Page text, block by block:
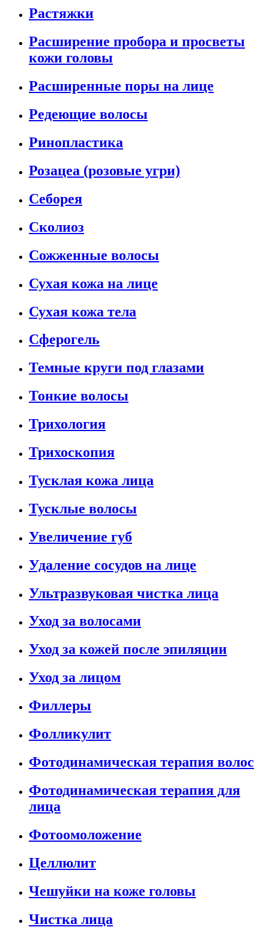
Растяжки
Расширение пробора и просветы
кожи головы
Расширенные поры на лице
Редеющие волосы
Ринопластика
Розацеа (розовые угри)
Себорея
Сколиоз
Сожженные волосы
Сухая кожа на лице
Сухая кожа тела
Сферогель
Темные круги под глазами
Тонкие волосы
Трихология
Трихоскопия
Тусклая кожа лица
Тусклые волосы
Увеличение губ
Удаление сосудов на лице
Ультразвуковая чистка лица
Уход за волосами
Уход за кожей после эпиляции
Уход за лицом
Филлеры
Фолликулит
Фотодинамическая терапия волос
Фотодинамическая терапия для
лица
Фотоомоложение
Целлюлит
Чешуйки на коже головы
Чистка лица